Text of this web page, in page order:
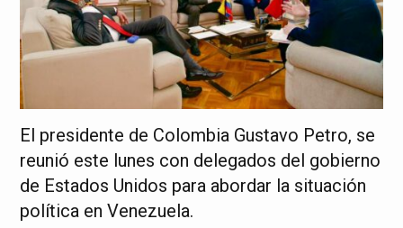
El presidente de Colombia Gustavo Petro, se
reunió este lunes con delegados del gobierno
de Estados Unidos para abordar la situación
política en Venezuela.